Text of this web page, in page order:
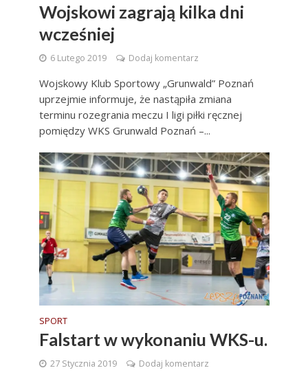
Wojskowi zagrają kilka dni
wcześniej
6 Lutego 2019 Dodaj komentarz
Wojskowy Klub Sportowy „Grunwald” Poznań
uprzejmie informuje, że nastąpiła zmiana
terminu rozegrania meczu I ligi piłki ręcznej
pomiędzy WKS Grunwald Poznań –...
SPORT
Falstart w wykonaniu WKS-u.
27 Stycznia 2019 Dodaj komentarz